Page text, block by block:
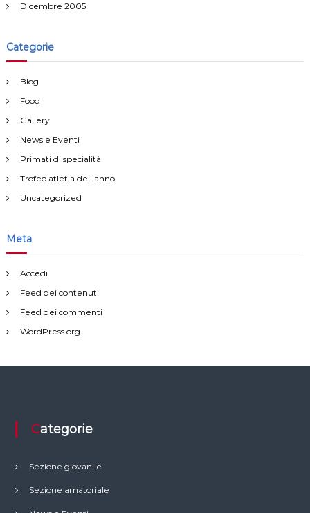
Dicembre 2005
Categorie
Blog
Food
Gallery
News e Eventi
Primati di specialità
Trofeo atletla dell'anno
Uncategorized
Meta
Accedi
Feed dei contenuti
Feed dei commenti
WordPress.org
Categorie
Sezione giovanile
Sezione amatoriale